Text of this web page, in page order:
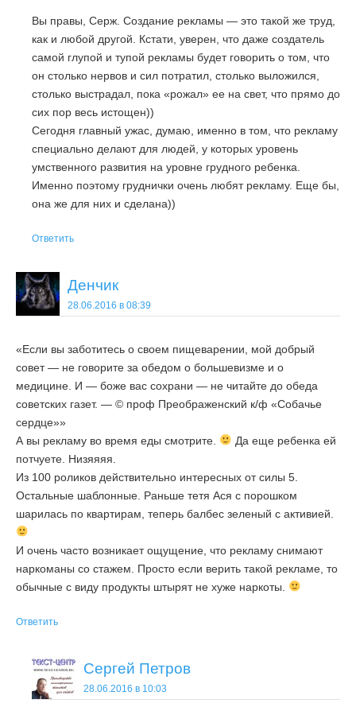
Вы правы, Серж. Создание рекламы — это такой же труд,
как и любой другой. Кстати, уверен, что даже создатель
самой глупой и тупой рекламы будет говорить о том, что
он столько нервов и сил потратил, столько выложился,
столько выстрадал, пока «рожал» ее на свет, что прямо до
сих пор весь истощен))
Сегодня главный ужас, думаю, именно в том, что рекламу
специально делают для людей, у которых уровень
умственного развития на уровне грудного ребенка.
Именно поэтому груднички очень любят рекламу. Еще бы,
она же для них и сделана))
Ответить
Денчик
28.06.2016 в 08:39
«Если вы заботитесь о своем пищеварении, мой добрый
совет — не говорите за обедом о большевизме и о
медицине. И — боже вас сохрани — не читайте до обеда
советских газет. — © проф Преображенский к/ф «Собачье
сердце»»
А вы рекламу во время еды смотрите.
Да еще ребенка ей
потчуете. Низяяяя.
Из 100 роликов действительно интересных от силы 5.
Остальные шаблонные. Раньше тетя Ася с порошком
шарилась по квартирам, теперь балбес зеленый с активией.
И очень часто возникает ощущение, что рекламу снимают
наркоманы со стажем. Просто если верить такой рекламе, то
обычные с виду продукты штырят не хуже наркоты.
Ответить
Сергей Петров
28.06.2016 в 10:03